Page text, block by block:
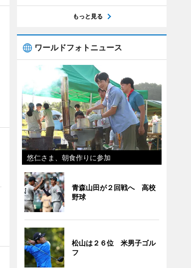
もっと見る
ワールドフォトニュース
悠仁さま、朝食作りに参加
青森山田が２回戦へ 高校
野球
松山は２６位 米男子ゴル
フ